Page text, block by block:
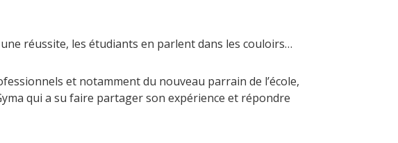
réussite, les étudiants en parlent dans les couloirs…
et notamment du nouveau parrain de l’école,
qui a su faire partager son expérience et répondre